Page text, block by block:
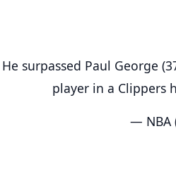
He surpassed Paul George
player in a Clippers
— NBA